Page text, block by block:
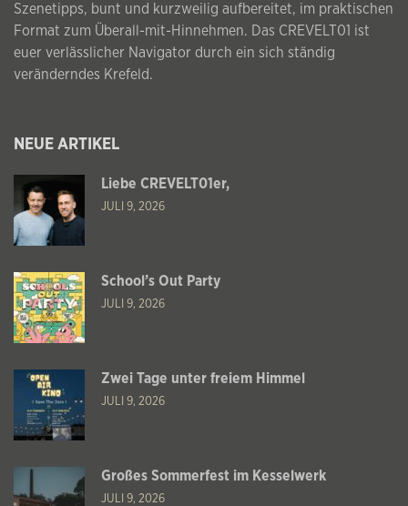
Szenetipps, bunt und kurzweilig aufbereitet, im praktischen
Format zum Überall-mit-Hinnehmen. Das CREVELT01 ist
euer verlässlicher Navigator durch ein sich ständig
veränderndes Krefeld.
NEUE ARTIKEL
Liebe CREVELT01er,
JULI 9, 2026
School’s Out Party
JULI 9, 2026
Zwei Tage unter freiem Himmel
JULI 9, 2026
Großes Sommerfest im Kesselwerk
JULI 9, 2026